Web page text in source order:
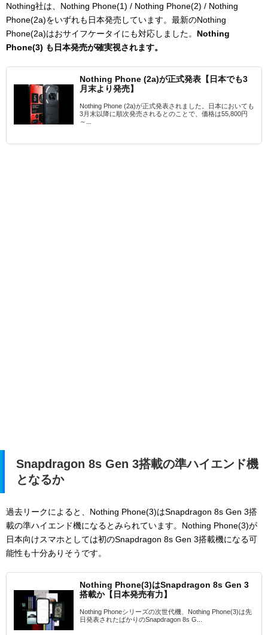
Nothing社は、Nothing Phone(1) / Nothing Phone(2) / Nothing
Phone(2a)をいずれも日本発売しています。最新のNothing
Phone(2a)はおサイフケータイにも対応しました。 Nothing
Phone(3) も日本発売が確実視されます。
Nothing Phone (2a)が正式発表【日本でも3
月末より発売】
Nothing Phone (2a)が正式発表されました。日本においても
3月末以降に順次発売されるとのことで、価格は55,800円
～...
Snapdragon 8s Gen 3搭載の準ハイエンド機
となるか
過去リークによると、Nothing Phone(3)はSnapdragon 8s Gen 3搭
載の準ハイエンド機になるとみられています。 Nothing Phone(3)が
日本向けスマホとしては初のSnapdragon 8s Gen 3搭載機になる可
能性も十分ありそうです。
Nothing Phone(3)はSnapdragon 8s Gen 3
搭載か【日本発売有力】
Nothing Phoneシリーズの次世代機、Nothing Phone(3)は先
日発表されたばかりのSnapdragon 8s G...